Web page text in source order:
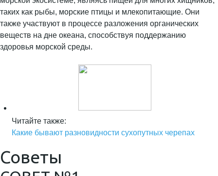
таких как рыбы, морские птицы и млекопитающие. Они
также участвуют в процессе разложения органических
веществ на дне океана, способствуя поддержанию
здоровья морской среды.
Читайте также:
Какие бывают разновидности сухопутных черепах
Советы